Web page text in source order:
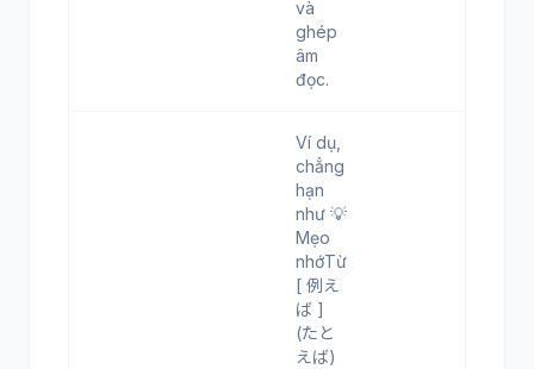
và
ghép
âm
đọc.
Ví dụ,
chẳng
hạn
như 💡
Mẹo
nhớTừ
[ 例え
ば ]
(たと
えば)